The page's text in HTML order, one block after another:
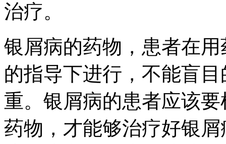
治疗。
银屑病的药物，患者在
的指导下进行，不能盲
重。银屑病的患者应该
药物，才能够治疗好银